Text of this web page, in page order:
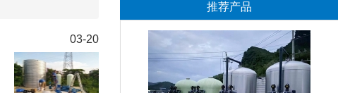
03-20
推荐产品